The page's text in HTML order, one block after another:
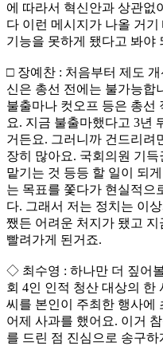
에 따라서 혁신안과 상관없
다 이런 메시지가 나올 거
기능을 못하게 됐다고 봐야
□ 장예찬 : 처음부터 제도
신은 총선 전에는 불가능합
불출마나 컷오프 등은 총선
요. 지금 불출마했다고 3년
거든요. 그러니까 건드리려
장히 많아요. 국회의원 기
맡기는 것 등등 할 일이 되
는 목표를 쫓다가 현실적으
다. 그래서 저는 정치는 이
쨌든 어려운 처지가 됐고
빨려가게 된거죠.
◇ 최수영 : 하나만 더 짚어
회 4인 인적 청산 대상의 한
씨를 본인이 주최한 행사에
어제 사과를 했어요. 이거
를 드린 점 진심으로 송구